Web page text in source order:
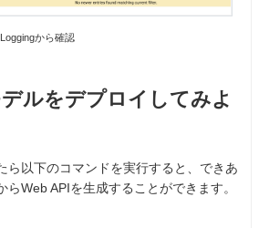
から確認
ルをデプロイしてみよ
ら以下のコマンドを実行すると、できあ
Web APIを生成することができます。